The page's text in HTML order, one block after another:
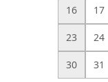
16 17
23 24
30 31